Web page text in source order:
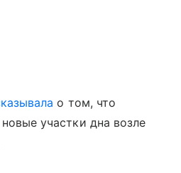
о том, что
участки дна возле